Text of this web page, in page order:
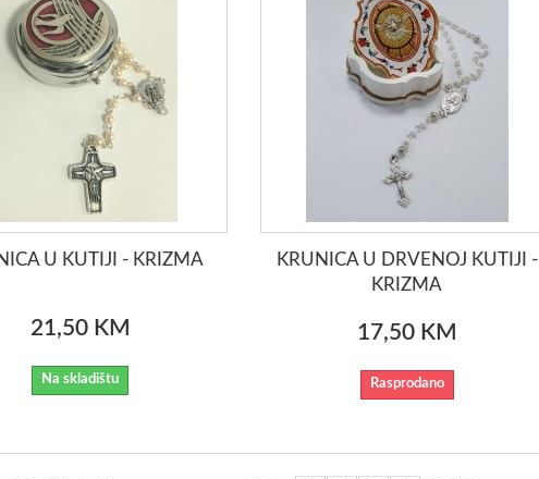
U KUTIJI - KRIZMA
21,50 KM
Na skladištu
KRUNICA U DRVENOJ KUTIJI -
KRIZMA
17,50 KM
Rasprodano